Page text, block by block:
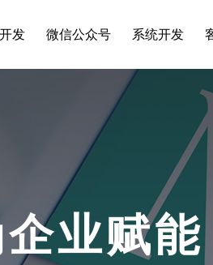
发 微信公众号 系统开发
业赋能